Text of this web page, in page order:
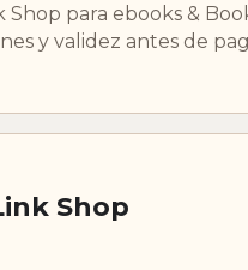
para ebooks &
y validez antes de
Shop